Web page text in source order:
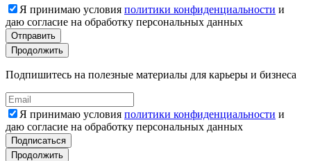
Я принимаю условия политики конфиденциальности и
даю согласие на обработку персональных данных
Отправить
Продолжить
Подпишитесь на полезные материалы для карьеры и бизнеса
Я принимаю условия политики конфиденциальности и
даю согласие на обработку персональных данных
Подписаться
Продолжить